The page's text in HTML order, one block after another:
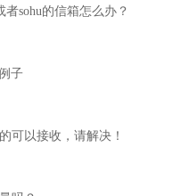
sohu的信箱怎么办？
子
可以接收，请解决！